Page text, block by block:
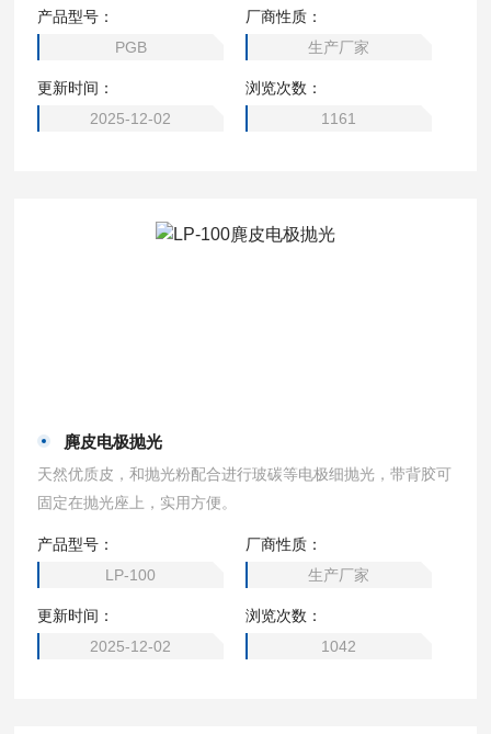
产品型号：
PGB
厂商性质：
生产厂家
更新时间：
2025-12-02
浏览次数：
1161
麂皮电极抛光
天然优质皮，和抛光粉配合进行玻碳等电极细抛光，带背胶可
固定在抛光座上，实用方便。
产品型号：
LP-100
厂商性质：
生产厂家
更新时间：
2025-12-02
浏览次数：
1042